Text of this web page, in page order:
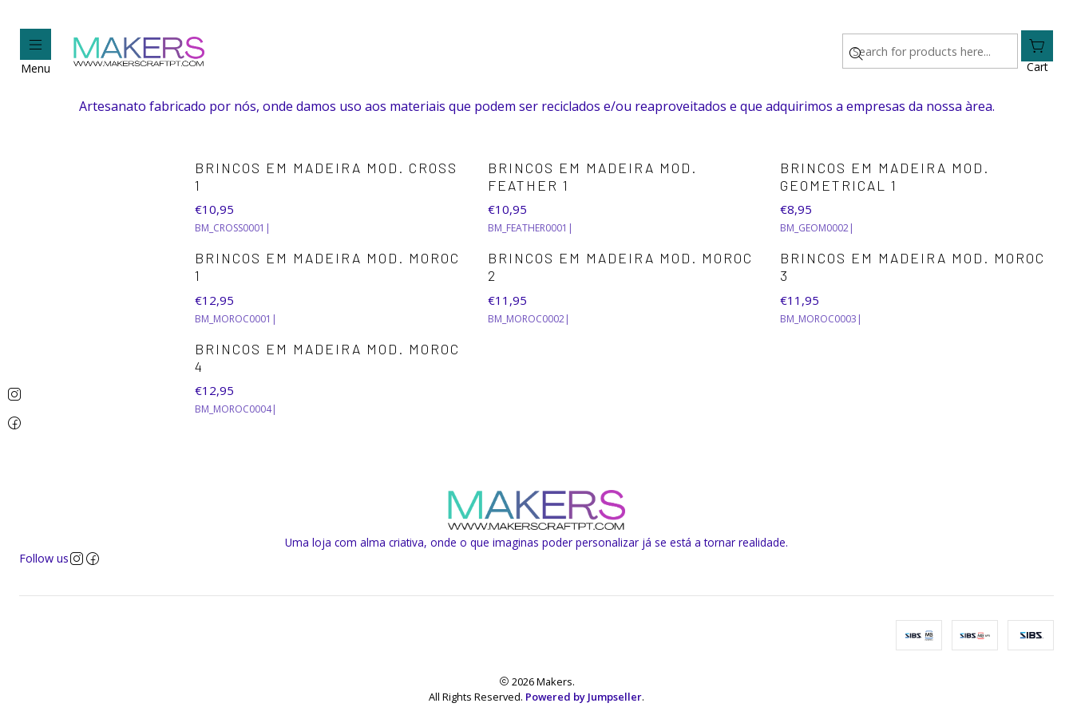
Menu Cart
Artesanato fabricado por nós, onde damos uso aos materiais que podem ser reciclados e/ou reaproveitados e que adquirimos a empresas da nossa àrea.
BRINCOS EM MADEIRA MOD. CROSS
1
€10,95
BM_CROSS0001 |
BRINCOS EM MADEIRA MOD.
FEATHER 1
€10,95
BM_FEATHER0001 |
BRINCOS EM MADEIRA MOD.
GEOMETRICAL 1
€8,95
BM_GEOM0002|
BRINCOS EM MADEIRA MOD. MOROC
1
€12,95
BM_MOROC0001 |
BRINCOS EM MADEIRA MOD. MOROC
2
€11,95
BM_MOROC0002|
BRINCOS EM MADEIRA MOD. MOROC
3
€11,95
BM_MOROC0003 |
BRINCOS EM MADEIRA MOD. MOROC
4
€12,95
BM_MOROC0004|
Uma loja com alma criativa, onde o que imaginas poder personalizar já se está a tornar realidade.
Follow us
2026 Makers.
All Rights Reserved. Powered by Jumpseller.